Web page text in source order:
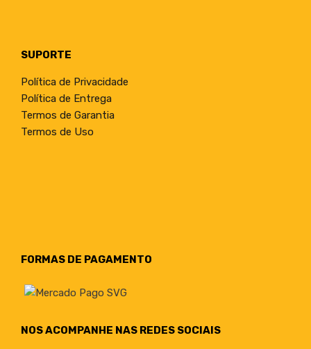
SUPORTE
Política de Privacidade
Política de Entrega
Termos de Garantia
Termos de Uso
FORMAS DE PAGAMENTO
NOS ACOMPANHE NAS REDES SOCIAIS